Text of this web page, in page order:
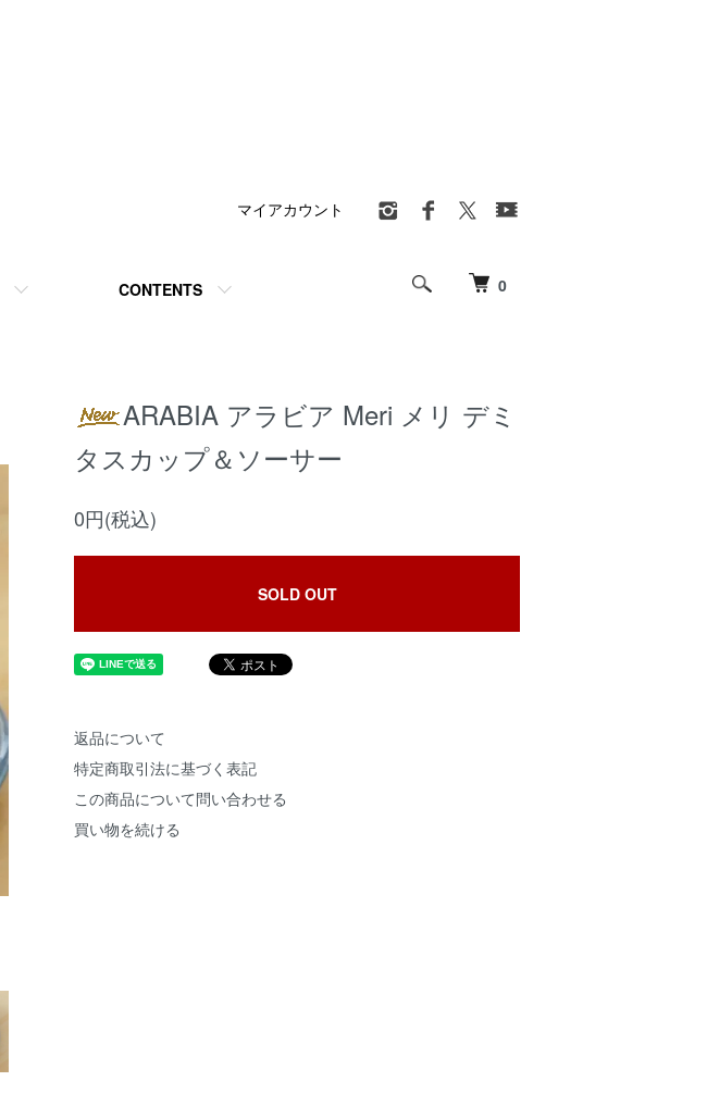
0
CONTENTS
マイアカウント
ARABIA アラビア Meri メリ デミ
タスカップ＆ソーサー
0円(税込)
SOLD OUT
返品について
特定商取引法に基づく表記
この商品について問い合わせる
買い物を続ける